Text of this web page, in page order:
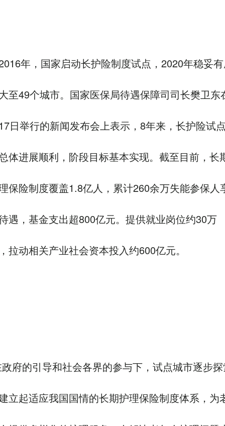
年，国家启动长护险制度试点，2020年稳妥
至49个城市。国家医保局待遇保障司司长樊卫东
日举行的新闻发布会上表示，8年来，长护险试
体进展顺利，阶段目标基本实现。截至目前，长
保险制度覆盖1.8亿人，累计260余万失能参保人
遇，基金支出超800亿元。提供就业岗位约30万
拉动相关产业社会资本投入约600亿元。
政府的引导和社会各界的参与下，试点城市逐步
立起适应我国国情的长期护理保险制度体系，为